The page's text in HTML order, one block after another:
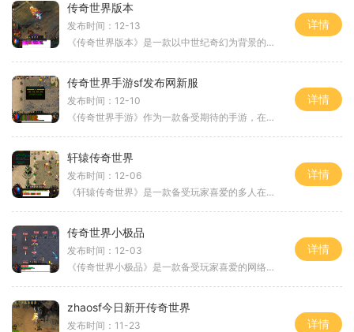
传奇世界版本
发布时间：12-13
《传奇世界版本》是一款以中世纪奇幻为背景的多人在线角色扮演游戏。游戏结合了即时战斗、职业选择、装备强化等元素，给玩家带来了丰富多彩的游戏体验。让我们一起来详细了解
详情
传奇世界手游sf发布网新服
发布时间：12-10
《传奇世界手游》作为一款备受期待的手游，在玩家中享有极高的声誉。而每一次新服的发布都会引起无数玩家的关注和热情。此次传奇世界手游sf发布网推出的新服，将再次点燃全民热
详情
轩辕传奇世界
发布时间：12-06
《轩辕传奇世界》是一款备受玩家喜爱的多人在线角色扮演游戏。游戏以华夏传说中的轩辕黄帝为背景，将玩家带入一个神秘而危机四伏的奇幻世界。玩家可以选择成为不同种族的勇者
详情
传奇世界小极品
发布时间：12-03
《传奇世界小极品》是一款备受玩家喜爱的网络游戏，它以其独特的游戏玩法和精美的画面设计吸引了无数玩家的关注。下面将为大家详细介绍一下这款游戏的具体玩法。游戏中玩家可
详情
zhaosf今日新开传奇世界
发布时间：11-23
详情